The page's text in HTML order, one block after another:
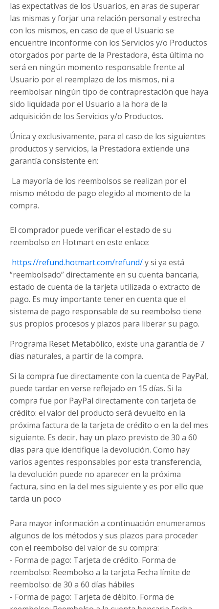
las expectativas de los Usuarios, en aras de superar
las mismas y forjar una relación personal y estrecha
con los mismos, en caso de que el Usuario se
encuentre inconforme con los Servicios y/o Productos
otorgados por parte de la Prestadora, ésta última no
será en ningún momento responsable frente al
Usuario por el reemplazo de los mismos, ni a
reembolsar ningún tipo de contraprestación que haya
sido liquidada por el Usuario a la hora de la
adquisición de los Servicios y/o Productos.
Única y exclusivamente, para el caso de los siguientes
productos y servicios, la Prestadora extiende una
garantía consistente en:
La mayoría de los reembolsos se realizan por el
mismo método de pago elegido al momento de la
compra.
El comprador puede verificar el estado de su
reembolso en Hotmart en este enlace:
https://refund.hotmart.com/refund/y si ya está
“reembolsado” directamente en su cuenta bancaria,
estado de cuenta de la tarjeta utilizada o extracto de
pago. Es muy importante tener en cuenta que el
sistema de pago responsable de su reembolso tiene
sus propios procesos y plazos para liberar su pago.
Programa Reset Metabólico, existe una garantía de 7
días naturales, a partir de la compra.
Si la compra fue directamente con la cuenta de PayPal,
puede tardar en verse reflejado en 15 días. Si la
compra fue por PayPal directamente con tarjeta de
crédito: el valor del producto será devuelto en la
próxima factura de la tarjeta de crédito o en la del mes
siguiente. Es decir, hay un plazo previsto de 30 a 60
días para que identifique la devolución. Como hay
varios agentes responsables por esta transferencia,
la devolución puede no aparecer en la próxima
factura, sino en la del mes siguiente y es por ello que
tarda un poco
Para mayor información a continuación enumeramos
algunos de los métodos y sus plazos para proceder
con el reembolso del valor de su compra:
- Forma de pago: Tarjeta de crédito. Forma de
reembolso: Reembolso a la tarjeta Fecha límite de
reembolso: de 30 a 60 días hábiles
- Forma de pago: Tarjeta de débito. Forma de